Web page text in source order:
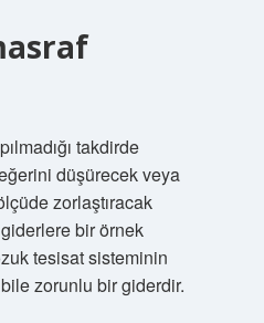
takdirde
düşürecek veya
zorlaştıracak
bir örnek
tesisat sisteminin
bile zorunlu bir giderdir.